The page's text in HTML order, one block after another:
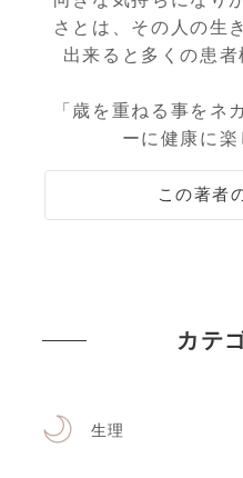
さとは、その人の生
出来ると多くの患者
「歳を重ねる事をネ
ーに健康に楽
この著者
カテ
生理